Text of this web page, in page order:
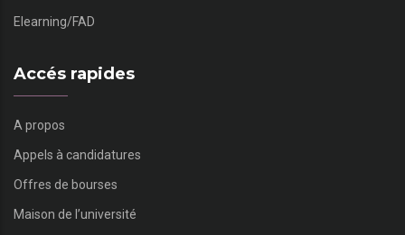
Elearning/FAD
Accés rapides
A propos
Appels à candidatures
Offres de bourses
Maison de l’université